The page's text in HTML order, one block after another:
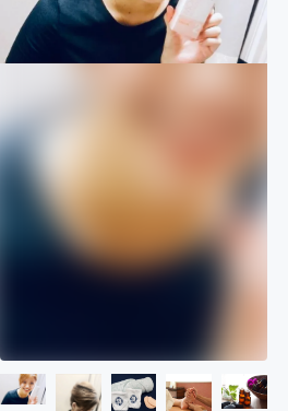
映像・映画
ビジネス・起業
CAMPFIRE for Social Good
CAMPFIREふるさと納税